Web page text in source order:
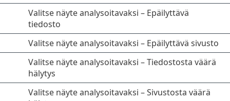
Valitse näyte analysoitavaksi – Epäilyttävä
tiedosto
Valitse näyte analysoitavaksi – Epäilyttävä sivusto
Valitse näyte analysoitavaksi – Tiedostosta väärä
hälytys
Valitse näyte analysoitavaksi – Sivustosta väärä